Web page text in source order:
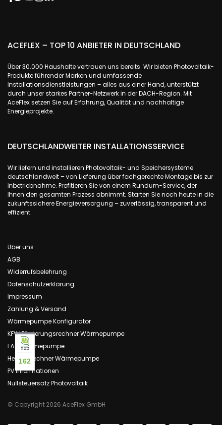
ACEFLEX – TOP 10 ANBIETER IN DEUTSCHLAND
Über 30.000 Haushalte vertrauen uns bereits. Wir bieten Photovoltaik-
Produkte führender Marken und umfassende
Installationsdienstleistungen – alles aus einer Hand, unterstützt
durch unser starkes Partner-Netzwerk in der DACH-Region. Mit
AceFlex setzen Sie auf Erfahrung, Qualität und nachhaltige
Energieprojekte.
DEUTSCHLANDWEITER INSTALLATIONSSERVICE
Wir liefern und installieren Photovoltaik- und Speichersysteme
deutschlandweit – von Lieferung über fachgerechte Montage bis zur
Inbetriebnahme. Profitieren Sie von einem Rundum-Service, der
Ihnen den gesamten Prozess abnimmt. Starten Sie noch heute in die
zukunftssichere Energieversorgung – zuverlässig, transparent und
effizient.
Über uns
AGB
Widerrufsbelehrung
Datenschutzerklärung
Impressum
Zahlung & Versand
Wärmepumpe Konfigurator
KFW Förderungsrechner Wärmepumpe
FAQ Wärmepumpe
Heizlastrechner Wärmepumpe
PV Informationen
Nullsteuersatz Photovoltaik
© Copyright 2026 AceFlex GmbH
162